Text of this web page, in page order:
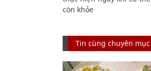
còn khỏe
Tin cùng chuyên mục